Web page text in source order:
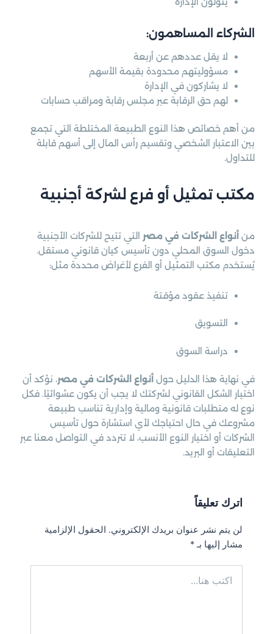
الشركاء المساهمون:
لا يقل عددهم عن أربعة
مسؤوليتهم محدودة بقيمة الأسهم
لا يشاركون في الإدارة
لهم حق الرقابة عبر مجلس رقابة ومراقب حسابات
من أهم خصائص هذا النوع الطبيعة المختلطة التي تجمع
بين الاعتبار الشخصي وتقسيم رأس المال إلى أسهم قابلة
للتداول.
مكتب تمثيل أو فرع لشركة أجنبية
من أنواع الشركات في مصر
التي تتيح للشركات الأجنبية
دخول السوق المحلي دون تأسيس كيان قانوني مستقل.
يُستخدم مكتب التمثيل أو الفرع لأغراض محددة مثل:
تنفيذ عقود مؤقتة
التسويق
دراسة السوق
في نهاية هذا الدليل حول أنواع الشركات في مصر، نؤكد أن
اختيار الشكل القانوني لشركتك لا يجب أن يكون عشوائيًا. فكل
نوع له متطلبات قانونية ومالية وإدارية تناسب طبيعة
مشروعك في حال احتياجك لأي استشارة حول تأسيس
الشركات أو اختيار النوع الأنسب، لا تتردد في التواصل معنا عبر
التعليقات أو البريد.
اترك تعليقاً
لن يتم نشر عنوان بريدك الإلكتروني. الحقول الإلزامية
مشار إليها بـ*
هنا...